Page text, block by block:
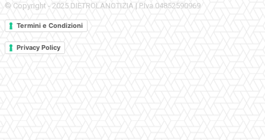
© Copyright - 2025 DIETROLANOTIZIA | P.Iva 04852590969
Termini e Condizioni
Privacy Policy